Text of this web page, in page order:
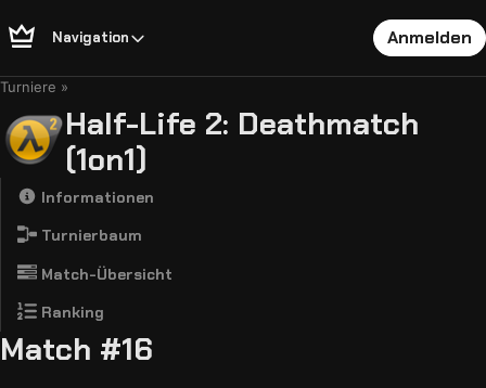
Navigation Anmelden
Turniere
Half-Life 2: Deathmatch
(1on1)
Informationen
Turnierbaum
Match-Übersicht
Ranking
Match #16